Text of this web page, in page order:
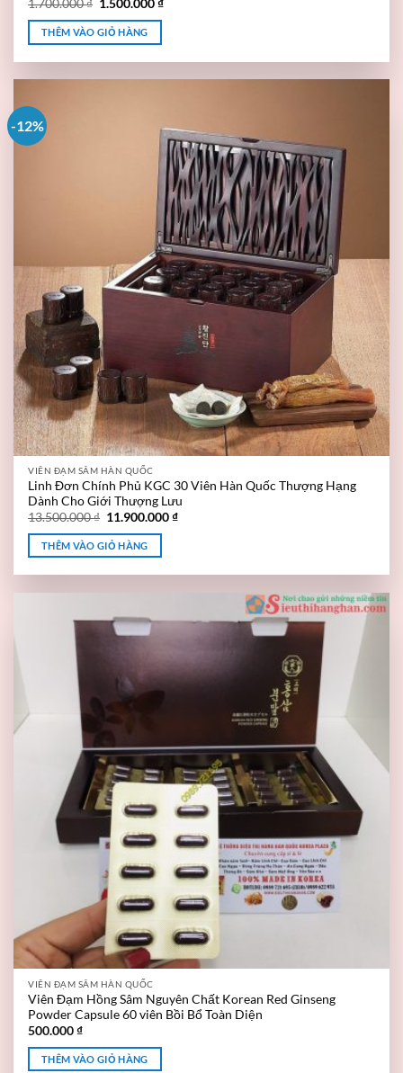
1.700.000₫ 1.500.000₫
THÊM VÀO GIỎ HÀNG
-12%
VIÊN ĐẠM SÂM HÀN QUỐC
Linh Đơn Chính Phủ KGC 30 Viên Hàn Quốc Thượng Hạng
Dành Cho Giới Thượng Lưu
13.500.000₫ 11.900.000₫
THÊM VÀO GIỎ HÀNG
VIÊN ĐẠM SÂM HÀN QUỐC
Viên Đạm Hồng Sâm Nguyên Chất Korean Red Ginseng
Powder Capsule 60 viên Bồi Bổ Toàn Diện
500.000₫
THÊM VÀO GIỎ HÀNG